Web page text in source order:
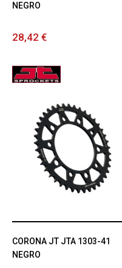
NEGRO
28,42 €
CORONA JT JTA 1303-41
NEGRO